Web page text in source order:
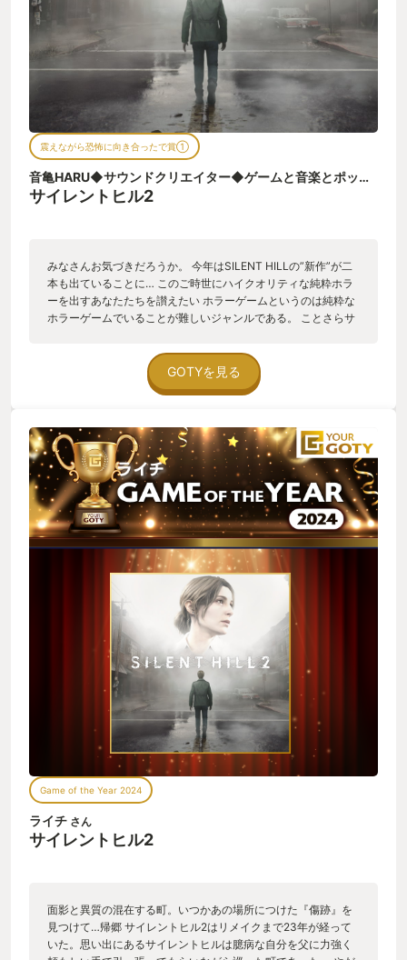
震えながら恐怖に向き合ったで賞①
音亀HARU◆サウンドクリエイター◆ゲームと音楽とポッドキャストと
サイレントヒル2
みなさんお気づきだろうか。 今年はSILENT HILLの”新作”が二
本も出ていることに… このご時世にハイクオリティな純粋ホラ
ーを出すあなたたちを讃えたい ホラーゲームというのは純粋な
ホラーゲームでいることが難しいジャンルである。 ことさらサ
る (発売前にトレーラーが少し燃えたくらいには) 「ホラーゲー
ムはホラーが主体でなくてはいけない」 「ホラーのエッセンス
のある何かではいけない」 その上でハイクオリティなものを作
る魅力的な「恐怖」であり、ゲームでなくてはいけない。 しか
し人間は基本的に恐怖に近づきたくは無いのだ。 なんと難しい
ことか。 しかしリメイクとして再び現れたSILENT HILL 2は、
それらを全て両立させ、 原作をプレイした人の大きな期待も裏
切らない出来で、しかも変更点にも色々な思いを馳せられる大
変良いリメイク作品だったように思う。 研ぎ澄まされた恐怖中
心に起きつつ、しかし恐怖にも意味と物語があることに気づ
く。 しかしそれを明確には語らず、読み手の解釈を尊重する。
「人間の想像力こそ恐怖の源泉なのだ！」 と、それとは別に そ
れに先駆けて出た完全新作のSILENT HILL: The Short Message
も今年とても応援したいのだ。 (震えながら恐怖に向き合ったで
GOTYを見る
Game of the Year 2024
ライチ さん
サイレントヒル2
面影と異質の混在する町。いつかあの場所につけた『傷跡』を
見つけて…帰郷 サイレントヒル2はリメイクまで23年が経って
いた。思い出にあるサイレントヒルは臆病な自分を父に力強く